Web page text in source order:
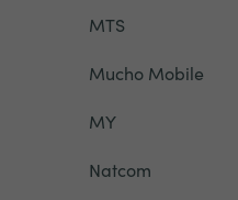
MTS
Mucho Mobile
MY
Natcom